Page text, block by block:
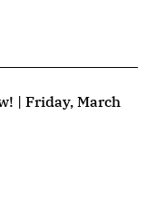
| Friday, March